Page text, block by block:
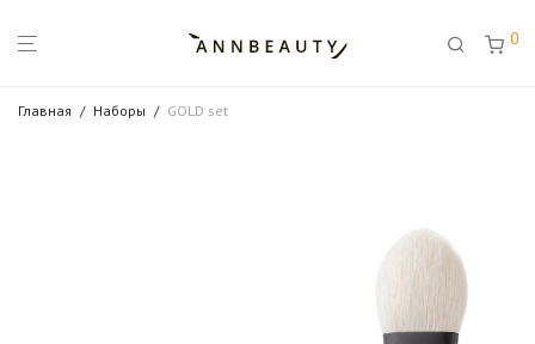
0
Главная / Наборы / GOLD set